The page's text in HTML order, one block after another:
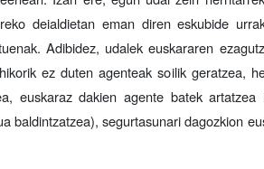
deialdietan eman diren eskubide
Adibidez, udalek euskararen
ez duten agenteak soilik geratzea,
euskaraz dakien agente batek
baldintzatzea), segurtasunari dagozkion